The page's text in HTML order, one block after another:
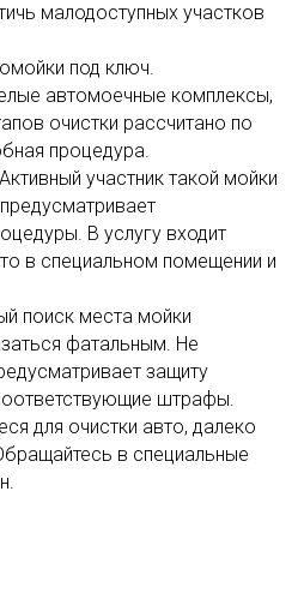
малодоступных участков
под ключ.
автомоечные комплексы,
очистки рассчитано по
процедура.
участник такой мойки
В услугу входит
в специальном помещении и
поиск места мойки
фатальным. Не
защиту
штрафы.
для очистки авто, далеко
в специальные